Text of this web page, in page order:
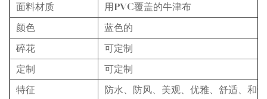
面料材质
用PVC覆盖的牛津布
颜色
蓝色的
碎花
可定制
定制
可定制
特征
防水、防风、美观、优雅、舒适、和